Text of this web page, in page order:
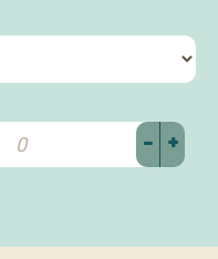
+
-